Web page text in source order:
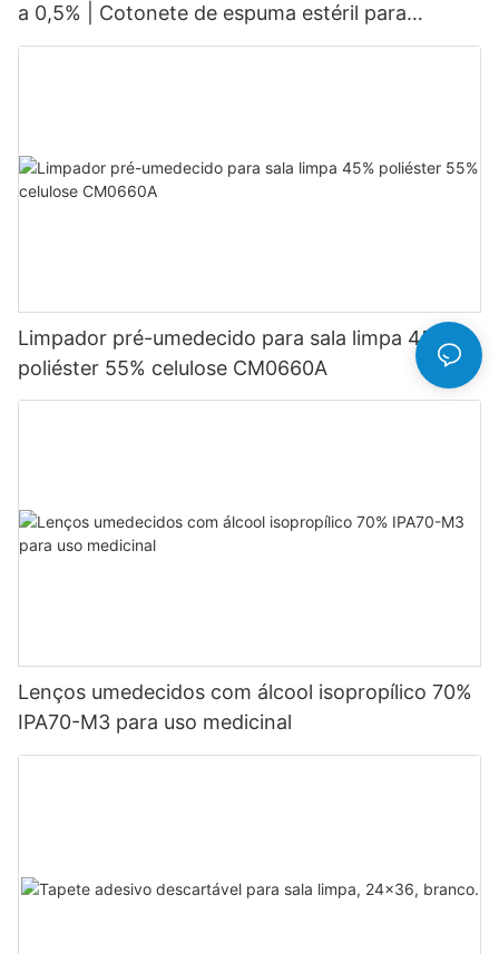
a 0,5% | Cotonete de espuma estéril para
preparação da pele
Limpador pré-umedecido para sala limpa 45%
poliéster 55% celulose CM0660A
Lenços umedecidos com álcool isopropílico 70%
IPA70-M3 para uso medicinal